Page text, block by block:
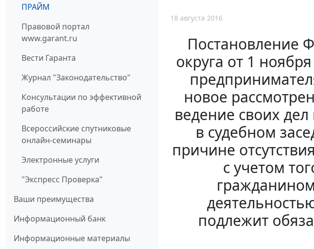
ПРАЙМ
Правовой портал
www.garant.ru
Вести Гаранта
Журнал "Законодательство"
Консультации по эффективной
работе
Всероссийские спутниковые
онлайн-семинары
Электронные услуги
"Экспресс Проверка"
Ваши преимущества
Информационный банк
Информационные материалы
18 августа 2016
Постановление
округа от 1
новое
ведение своих дел
в судебном
причине
с учетом
подлежит